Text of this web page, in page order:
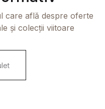
care află despre oferte
și colecții viitoare